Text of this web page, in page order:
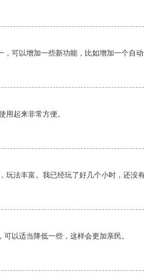
，可以增加一些新功能，比如增加一个自
用起来非常方便。
玩法丰富。我已经玩了好几个小时，还没
以适当降低一些，这样会更加亲民。